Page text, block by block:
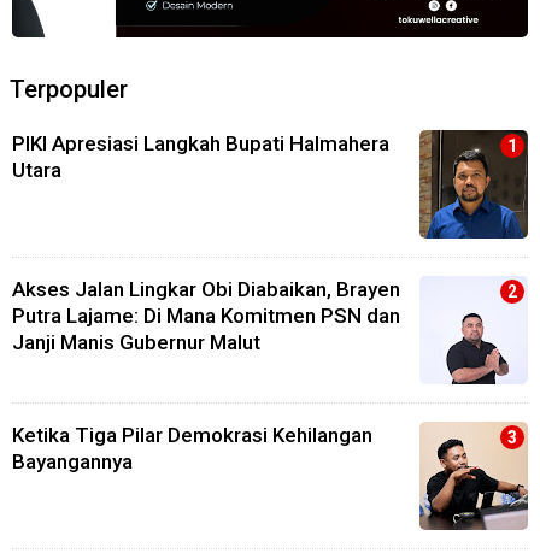
Terpopuler
PIKI Apresiasi Langkah Bupati Halmahera
Utara
Akses Jalan Lingkar Obi Diabaikan, Brayen
Putra Lajame: Di Mana Komitmen PSN dan
Janji Manis Gubernur Malut
Ketika Tiga Pilar Demokrasi Kehilangan
Bayangannya